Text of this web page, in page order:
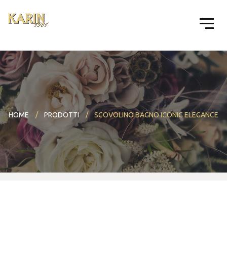
HOME PRODOTTI SCOVOLINO BAGNO ICONIC ELEGANCE